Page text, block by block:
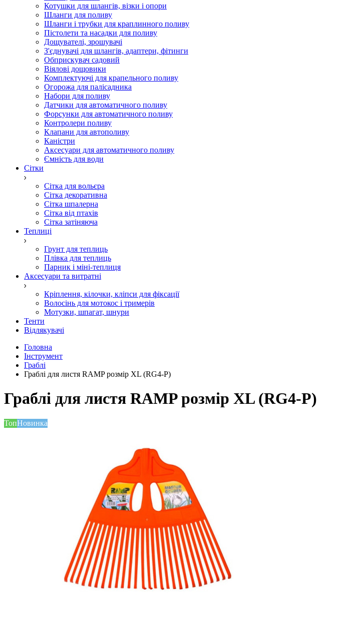
Котушки для шлангів, візки і опори
Шланги для поливу
Шланги і трубки для краплинного поливу
Пістолети та насадки для поливу
Дощувателі, зрошувачі
З'єднувачі для шлангів, адаптери, фітинги
Обприскувач садовий
Віялові дощовики
Комплектуючі для крапельного поливу
Огорожа для палісадника
Набори для поливу
Датчики для автоматичного поливу
Форсунки для автоматичного поливу
Контролери поливу
Клапани для автополиву
Каністри
Аксесуари для автоматичного поливу
Ємність для води
Сітки
Сітка для вольєра
Сітка декоративна
Сітка шпалерна
Сітка від птахів
Сітка затіняюча
Теплиці
Грунт для теплиць
Плівка для теплиць
Парник і міні-теплиця
Аксесуари та витратні
Кріплення, кілочки, кліпси для фіксації
Волосінь для мотокос і тримерів
Мотузки, шпагат, шнури
Тенти
Відлякувачі
Головна
Інструмент
Граблі
Граблі для листя RAMP розмір XL (RG4-P)
Граблі для листя RAMP розмір XL (RG4-P)
ТопНовинка